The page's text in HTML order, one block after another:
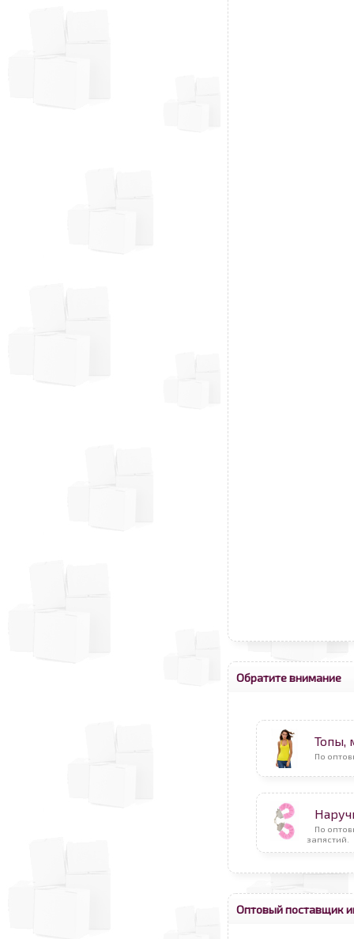
Обратите внимание
Топы,
По
По
запястий.
Оптовый поставщик